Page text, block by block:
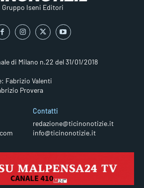
Gruppo Iseni Editori
di Milano n.22 del 31/01/2018
Fabrizio Valenti
Provera
Contatti
redazione@ticinonotizie.it
info@ticinonotizie.it